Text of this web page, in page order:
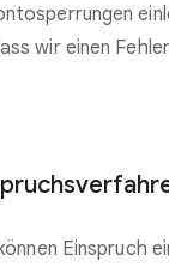
wir einen
Einspruch